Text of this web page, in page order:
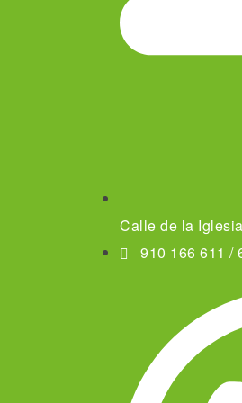
Calle de la
910 166 611 /